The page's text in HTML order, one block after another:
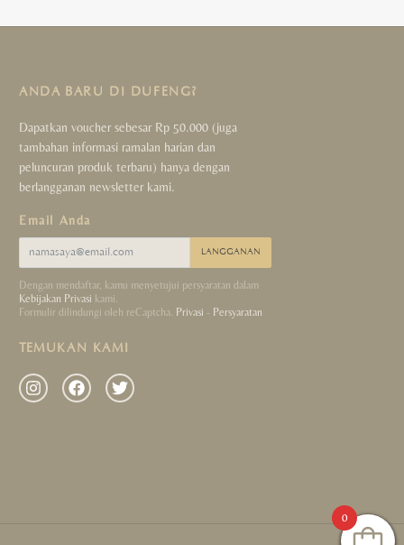
ANDA BARU DI DUFENG?
Dapatkan voucher sebesar Rp 50.000 (juga
tambahan informasi ramalan harian dan
peluncuran produk terbaru) hanya dengan
berlangganan newsletter kami.
Email Anda
LANGGANAN
Dengan mendaftar, kamu menyetujui persyaratan dalam
Kebijakan Privasi kami.
Formulir dilindungi oleh reCaptcha. Privasi - Persyaratan
TEMUKAN KAMI
0